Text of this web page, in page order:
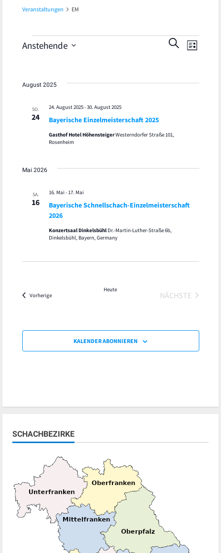
Veranstaltungen EM
Veranstaltungen
und
SUCHE
LISTE
Anstehende
August 2025
SO.
24 Bayerische Einzelmeisterschaft 2025
24. August 2025-30. August 2025
Gasthof Hotel HöhensteigerWesterndorfer Straße 101,
Rosenheim
Mai 2026
SA.
16
Bayerische Schnellschach-Einzelmeisterschaft
2026
16. Mai - 17. Mai
Konzertsaal Dinkelsbühl Dr.-Martin-Luther-Straße 6b,
Dinkelsbühl, Bayern, Germany
VorherigeVeranstaltungen
Heute
NÄCHSTE
KALENDER ABONNIEREN
SCHACHBEZIRKE